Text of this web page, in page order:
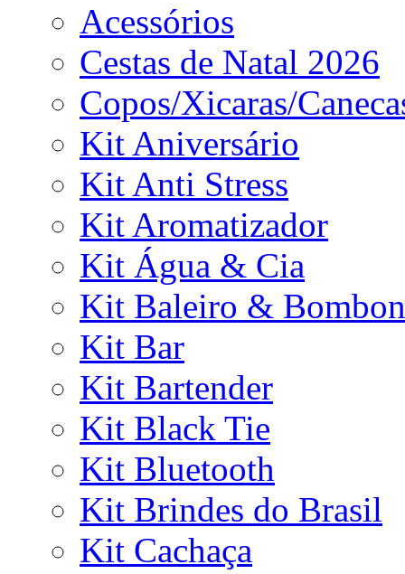
Acessórios
Cestas de Natal 2026
Copos/Xicaras/
Kit Aniversário
Kit Anti Stress
Kit Aromatizador
Kit Água & Cia
Kit Baleiro &
Kit Bar
Kit Bartender
Kit Black Tie
Kit Bluetooth
Kit Brindes do Brasil
Kit Cachaça